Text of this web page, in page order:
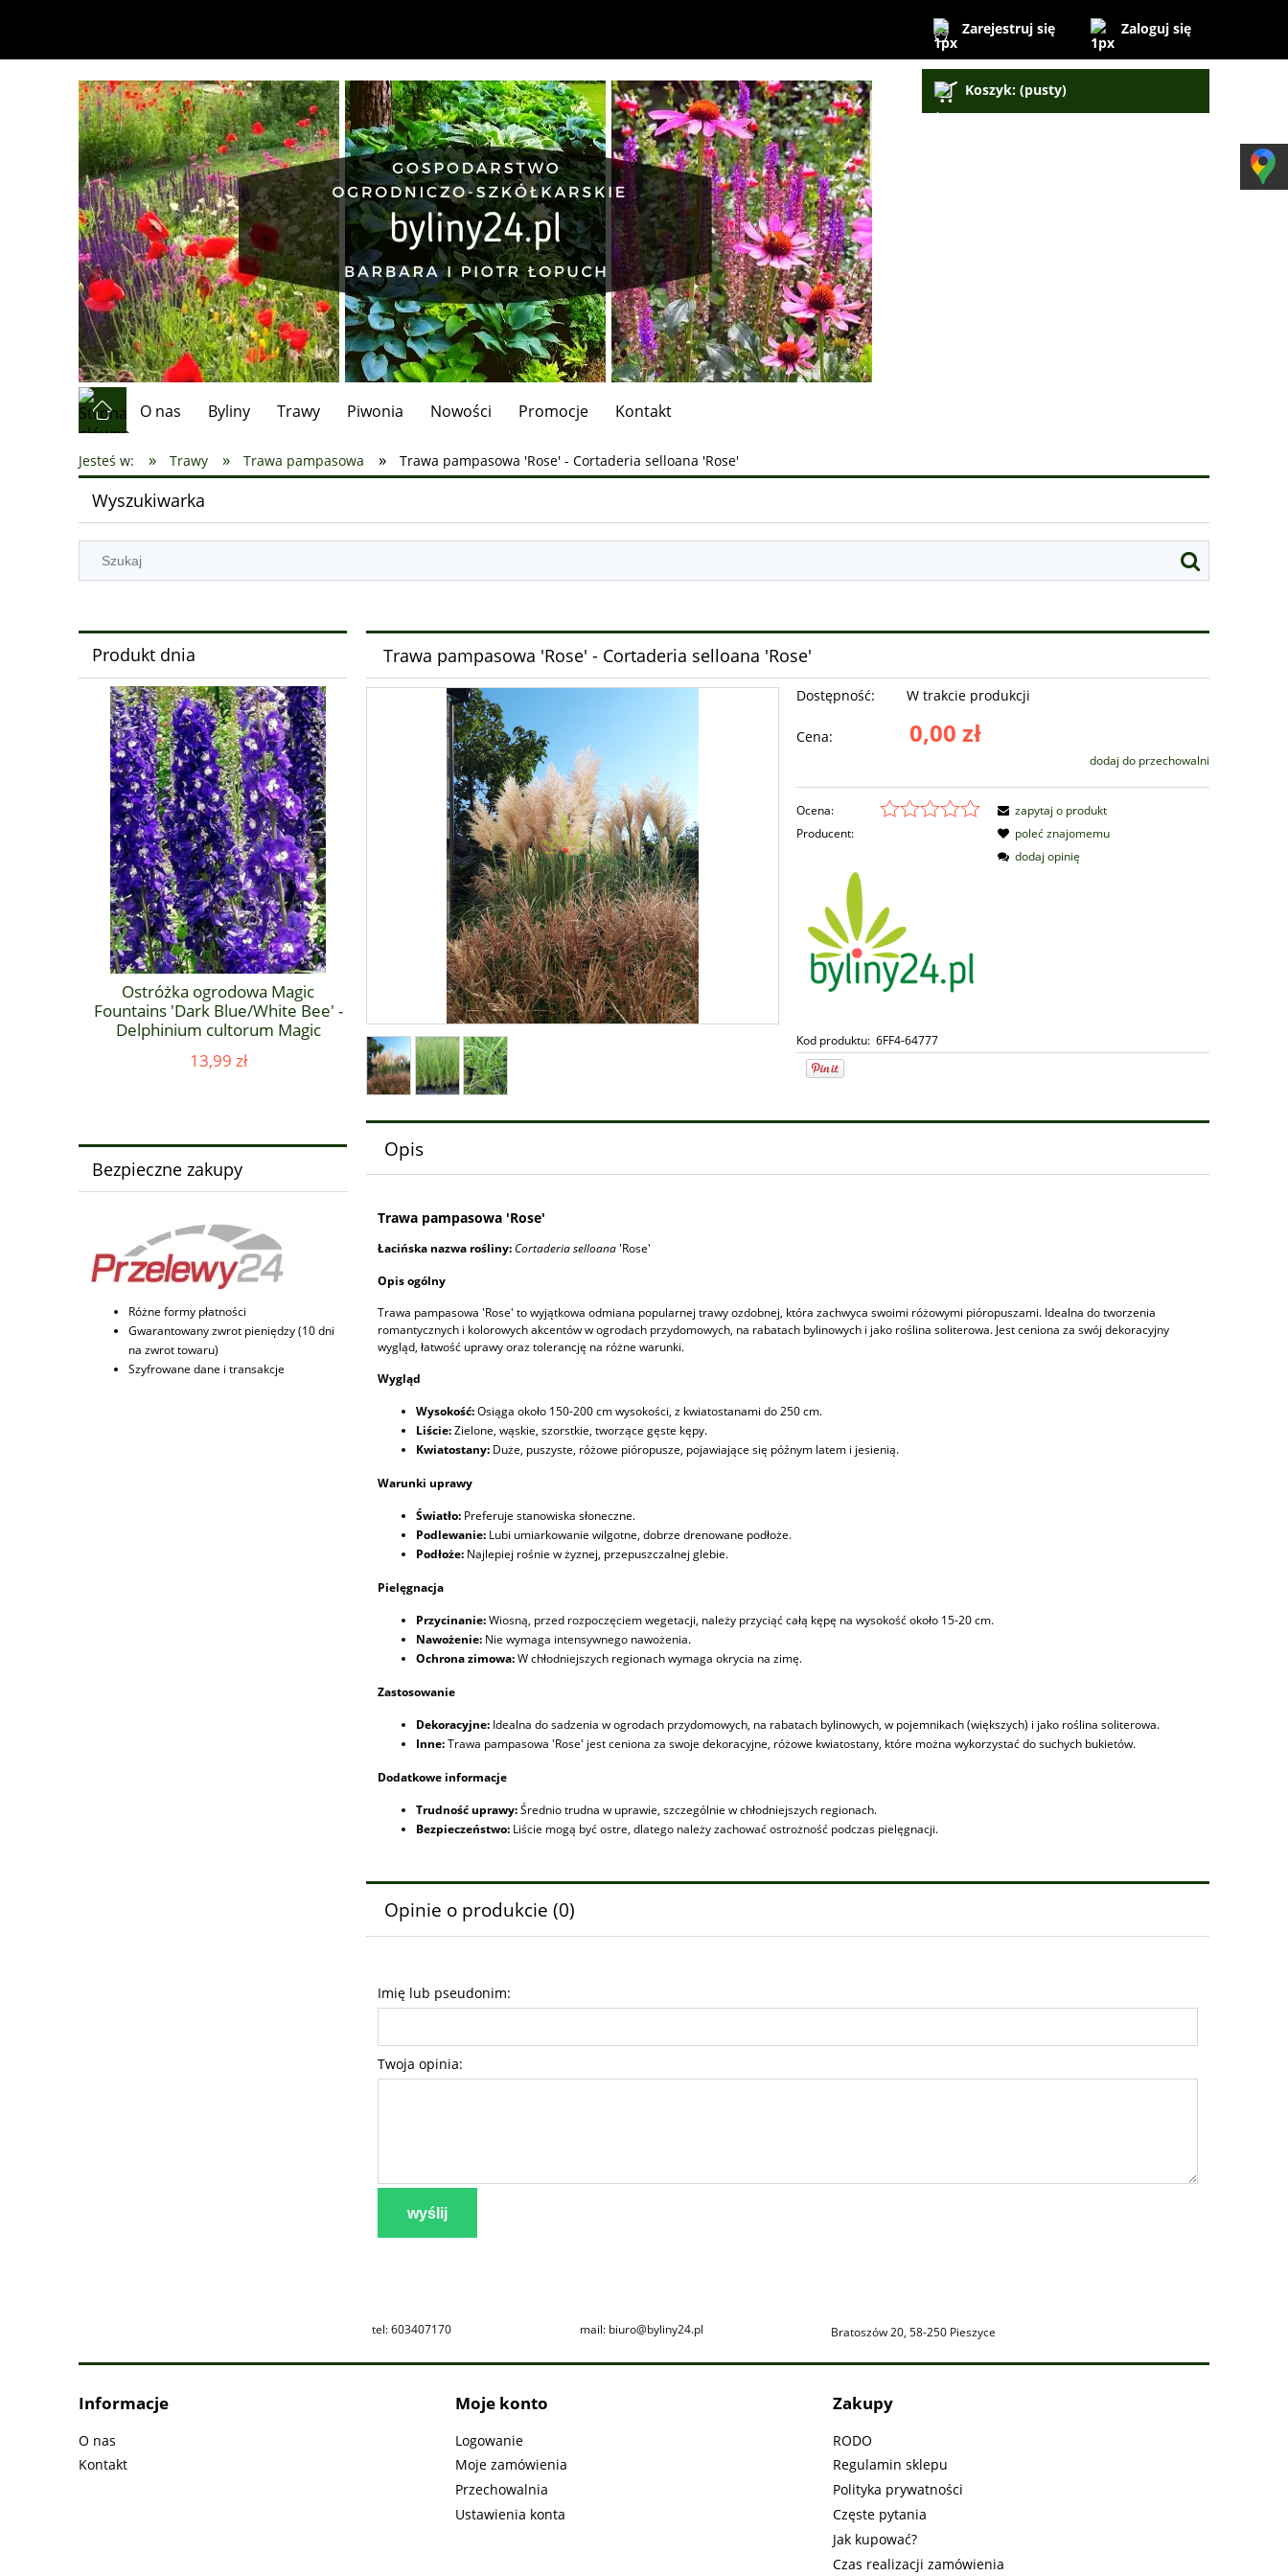
Zarejestruj się Zaloguj się
Koszyk: (pusty)
O nas Byliny Trawy Piwonia Nowości Promocje Kontakt
Jesteś w: » Trawy » Trawa pampasowa » Trawa pampasowa 'Rose' - Cortaderia selloana 'Rose'
Wyszukiwarka
Produkt dnia
Ostróżka ogrodowa Magic
Fountains 'Dark Blue/White Bee' -
Delphinium cultorum Magic
Fountains 'Dark Blue/White Bee' '
13,99 zł
Ostróżka ogrodowa Magic
Fountains 'Lilac Pink/White Bee' -
Delphinium cultorum Magic
Fountains 'Lilac Pink/White Bee'
13,99 zł
Ostróżka ogrodowa Magic
Fountains 'Sky Blue /White Bee' -
Delphinium cultorum Magic
Fountains' Sky Blue /White Bee'
Bezpieczne zakupy
Różne formy płatności
Gwarantowany zwrot pieniędzy (10 dni
na zwrot towaru)
Szyfrowane dane i transakcje
Trawa pampasowa 'Rose' - Cortaderia selloana 'Rose'
Dostępność: W trakcie produkcji
Cena: 0,00 zł
dodaj do przechowalni
Ocena:
Producent:
Kod produktu: 6FF4-64777
zapytaj o produkt
poleć znajomemu
dodaj opinię
Opis
Trawa pampasowa 'Rose'
Łacińska nazwa rośliny:Cortaderia selloana'Rose'
Opis ogólny
Trawa pampasowa 'Rose' to wyjątkowa odmiana popularnej trawy ozdobnej, która zachwyca swoimi różowymi pióropuszami. Idealna do tworzenia
romantycznych i kolorowych akcentów w ogrodach przydomowych, na rabatach bylinowych i jako roślina soliterowa. Jest ceniona za swój dekoracyjny
wygląd, łatwość uprawy oraz tolerancję na różne warunki.
Wygląd
Wysokość:Osiąga około 150-200 cm wysokości, z kwiatostanami do 250 cm.
Liście:Zielone, wąskie, szorstkie, tworzące gęste kępy.
Kwiatostany: Duże, puszyste, różowe pióropusze, pojawiające się późnym latem i jesienią.
Warunki uprawy
Światło: Preferuje stanowiska słoneczne.
Podlewanie: Lubi umiarkowanie wilgotne, dobrze drenowane podłoże.
Podłoże: Najlepiej rośnie w żyznej, przepuszczalnej glebie.
Pielęgnacja
Przycinanie:Wiosną, przed rozpoczęciem wegetacji, należy przyciąć całą kępę na wysokość około 15-20 cm.
Nawożenie: Nie wymaga intensywnego nawożenia.
Ochrona zimowa:W chłodniejszych regionach wymaga okrycia na zimę.
Zastosowanie
Dekoracyjne: Idealna do sadzenia w ogrodach przydomowych, na rabatach bylinowych, w pojemnikach (większych) i jako roślina soliterowa.
Inne:Trawa pampasowa 'Rose' jest ceniona za swoje dekoracyjne, różowe kwiatostany, które można wykorzystać do suchych bukietów.
Dodatkowe informacje
Trudność uprawy:Średnio trudna w uprawie, szczególnie w chłodniejszych regionach.
Bezpieczeństwo: Liście mogą być ostre, dlatego należy zachować ostrożność podczas pielęgnacji.
Opinie o produkcie (0)
Imię lub pseudonim:
Twoja opinia:
wyślij
tel: 603407170 mail: biuro@byliny24.pl Bratoszów 20, 58-250 Pieszyce
Informacje
O nas
Kontakt
Moje konto
Logowanie
Moje zamówienia
Przechowalnia
Ustawienia konta
Zakupy
RODO
Regulamin sklepu
Polityka prywatności
Częste pytania
Jak kupować?
Czas realizacji zamówienia